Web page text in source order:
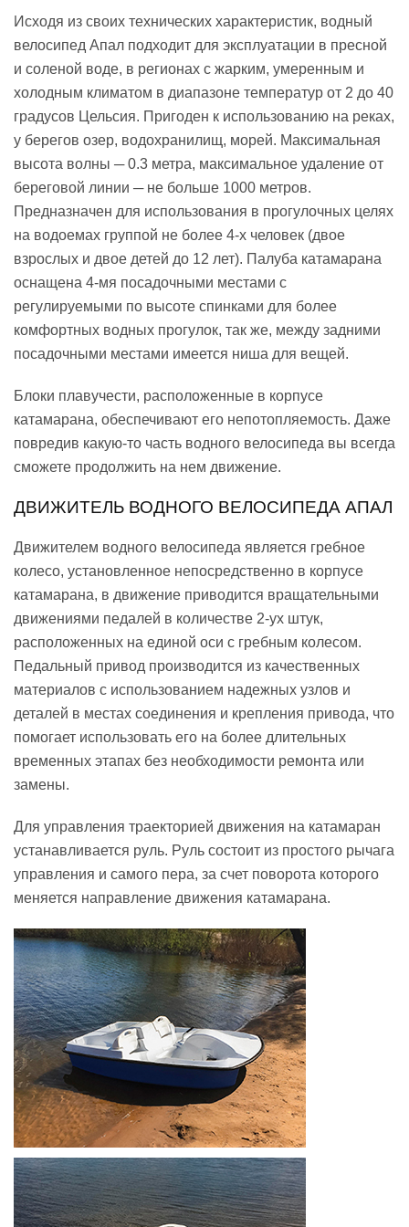
Исходя из своих технических характеристик, водный
велосипед Апал подходит для эксплуатации в пресной
и соленой воде, в регионах с жарким, умеренным и
холодным климатом в диапазоне температур от 2 до 40
градусов Цельсия. Пригоден к использованию на реках,
у берегов озер, водохранилищ, морей. Максимальная
высота волны ─ 0.3 метра, максимальное удаление от
береговой линии ─ не больше 1000 метров.
Предназначен для использования в прогулочных целях
на водоемах группой не более 4-х человек (двое
взрослых и двое детей до 12 лет). Палуба катамарана
оснащена 4-мя посадочными местами с
регулируемыми по высоте спинками для более
комфортных водных прогулок, так же, между задними
посадочными местами имеется ниша для вещей.
Блоки плавучести, расположенные в корпусе
катамарана, обеспечивают его непотопляемость. Даже
повредив какую-то часть водного велосипеда вы всегда
сможете продолжить на нем движение.
ДВИЖИТЕЛЬ ВОДНОГО ВЕЛОСИПЕДА АПАЛ
Движителем водного велосипеда является гребное
колесо, установленное непосредственно в корпусе
катамарана, в движение приводится вращательными
движениями педалей в количестве 2-ух штук,
расположенных на единой оси с гребным колесом.
Педальный привод производится из качественных
материалов с использованием надежных узлов и
деталей в местах соединения и крепления привода, что
помогает использовать его на более длительных
временных этапах без необходимости ремонта или
замены.
Для управления траекторией движения на катамаран
устанавливается руль. Руль состоит из простого рычага
управления и самого пера, за счет поворота которого
меняется направление движения катамарана.